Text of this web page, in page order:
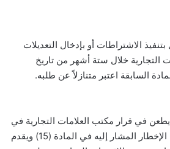
الاشتراطات أو بإدخال التعديلات
التجارية خلال ستة أشهر من تاريخ
السابقة اعتبر متنازلاً عن طلبه.
في قرار مكتب العلامات التجارية في
ميعاد ستين يوماً من تاريخ الإخطار المشار إليه في المادة (15) ويقدم